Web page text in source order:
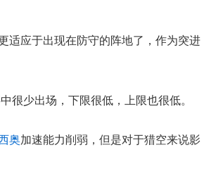
适应于出现在防守的阵地了，作为突进
很少出场，下限很低，上限也很低。
奥加速能力削弱，但是对于猎空来说影